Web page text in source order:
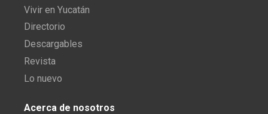
Vivir en Yucatán
Directorio
Descargables
Revista
Lo nuevo
Acerca de nosotros